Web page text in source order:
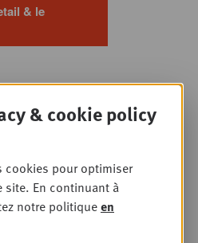
& le
Joint
Succes aan de
is geen toeval!
& cookie policy
pour optimiser
En continuant à
notre politiqueen